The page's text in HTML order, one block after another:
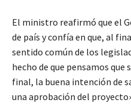
El ministro reafirmó que el
de país y confía en que, al
sentido común de los
hecho de que pensamos que
final, la buena intención de
una aprobación del